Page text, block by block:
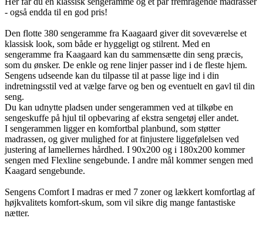
- også endda til en god pris!
Den flotte 380 sengeramme fra Kaagaard giver dit soveværelse et
klassisk look, som både er hyggeligt og stilrent. Med en
sengeramme fra Kaagaard kan du sammensætte din seng præcis,
som du ønsker. De enkle og rene linjer passer ind i de fleste hjem.
Sengens udseende kan du tilpasse til at passe lige ind i din
indretningsstil ved at vælge farve og ben og eventuelt en gavl til din
seng.
Du kan udnytte pladsen under sengerammen ved at tilkøbe en
sengeskuffe på hjul til opbevaring af ekstra sengetøj eller andet.
I sengerammen ligger en komfortbal planbund, som støtter
madrassen, og giver mulighed for at finjustere liggefølelsen ved
justering af lamellernes hårdhed. I 90x200 og i 180x200 kommer
sengen med Flexline sengebunde. I andre mål kommer sengen med
Kaagard sengebunde.
Sengens Comfort I madras er med 7 zoner og lækkert komfortlag af
højkvalitets komfort-skum, som vil sikre dig mange fantastiske
nætter.